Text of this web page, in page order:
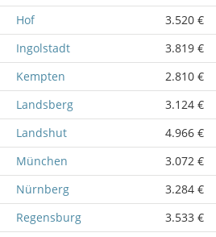
Hof
3.520 €
Ingolstadt
3.819 €
Kempten
2.810 €
Landsberg
3.124 €
Landshut
4.966 €
München
3.072 €
Nürnberg
3.284 €
Regensburg
3.533 €